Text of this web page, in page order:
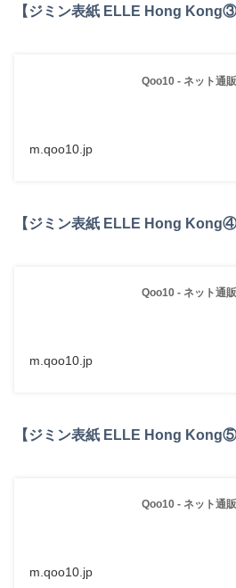
【ジミン表紙 ELLE Hong Kong③
Qoo10 - ネット通
m.qoo10.jp
【ジミン表紙 ELLE Hong Kong④
Qoo10 - ネット通
m.qoo10.jp
【ジミン表紙 ELLE Hong Kong⑤
Qoo10 - ネット通
m.qoo10.jp